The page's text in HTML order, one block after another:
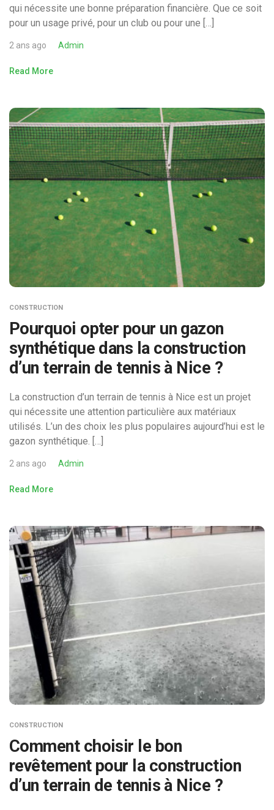
qui nécessite une bonne préparation financière. Que ce soit
pour un usage privé, pour un club ou pour une […]
2 ans ago Admin
Read More
CONSTRUCTION
Pourquoi opter pour un gazon
synthétique dans la construction
d’un terrain de tennis à Nice ?
La construction d’un terrain de tennis à Nice est un projet
qui nécessite une attention particulière aux matériaux
utilisés. L’un des choix les plus populaires aujourd’hui est le
gazon synthétique. […]
2 ans ago Admin
Read More
CONSTRUCTION
Comment choisir le bon
revêtement pour la construction
d’un terrain de tennis à Nice ?